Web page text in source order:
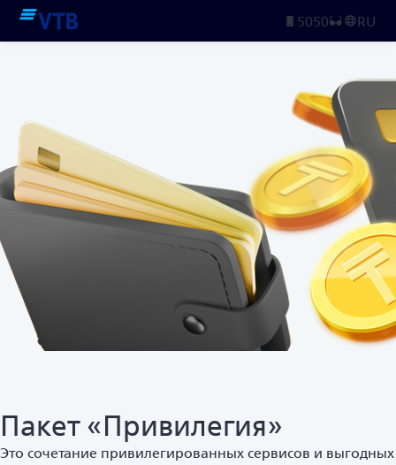
5050 RU
Пакет «Привилегия»
Это сочетание привилегированных сервисов и